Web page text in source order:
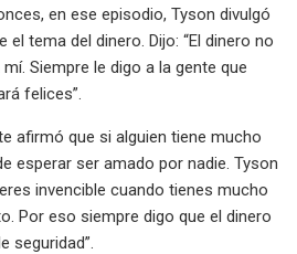
en ese episodio, Tyson divulgó
tema del dinero. Dijo: “El dinero no
Siempre le digo a la gente que
felices”.
afirmó que si alguien tiene mucho
esperar ser amado por nadie. Tyson
invencible cuando tienes mucho
Por eso siempre digo que el dinero
seguridad”.